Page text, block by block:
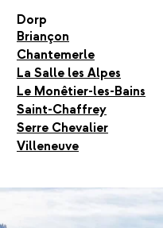
Dorp
Briançon
Chantemerle
La Salle les Alpes
Le Monêtier-les-Bains
Saint-Chaffrey
Serre Chevalier
Villeneuve